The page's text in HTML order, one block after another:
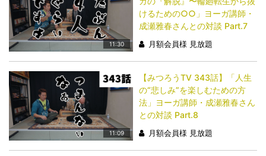
11:30
けるための○○」ヨーガ講師・
成瀬雅春さんとの対談 Part.7
月額会員様 見放題
11:09
【みつろうTV 343話】「​​​​​​​人生
の“悲しみ”を楽しむための方
法」ヨーガ講師・成瀬雅春さん
との対談 Part.8
月額会員様 見放題